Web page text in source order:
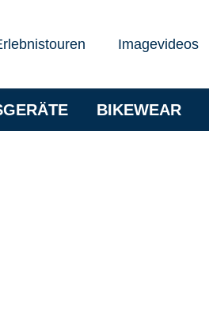
Imagevideos
BIKEWEAR